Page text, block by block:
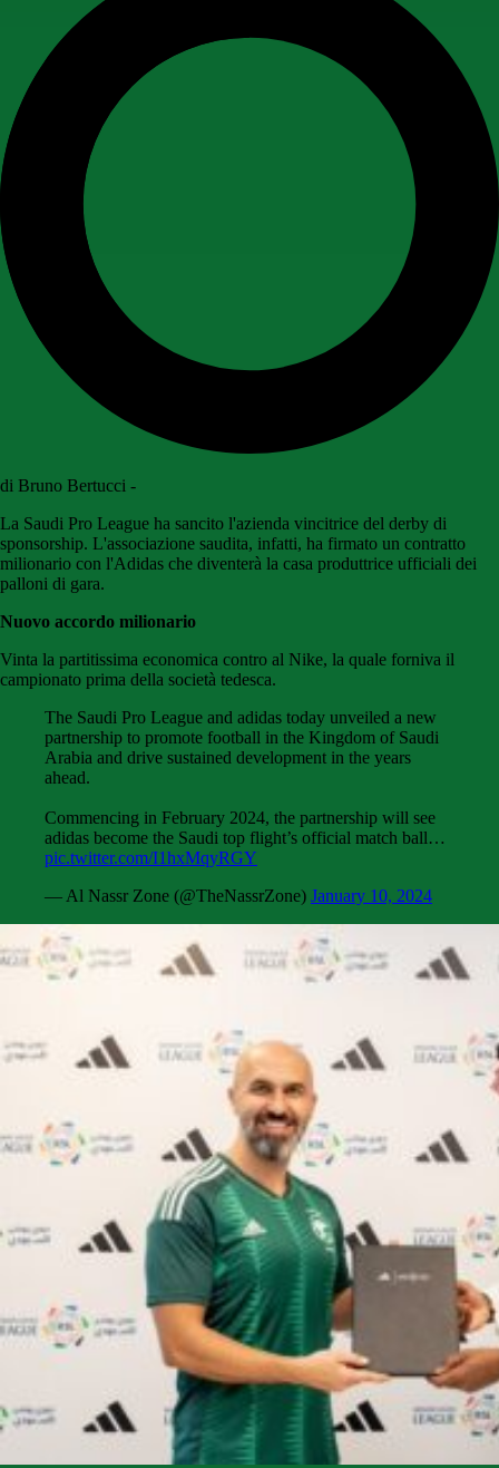
di Bruno Bertucci -
La Saudi Pro League ha sancito l'azienda vincitrice del derby di
sponsorship. L'associazione saudita, infatti, ha firmato un contratto
milionario con l'Adidas che diventerà la casa produttrice ufficiali dei
palloni di gara.
Nuovo accordo milionario
Vinta la partitissima economica contro al Nike, la quale forniva il
campionato prima della società tedesca.
The Saudi Pro League and adidas today unveiled a new
partnership to promote football in the Kingdom of Saudi
Arabia and drive sustained development in the years
ahead.
Commencing in February 2024, the partnership will see
adidas become the Saudi top flight’s official match ball…
pic.twitter.com/I1hxMqyRGY
— Al Nassr Zone (@TheNassrZone) January 10, 2024